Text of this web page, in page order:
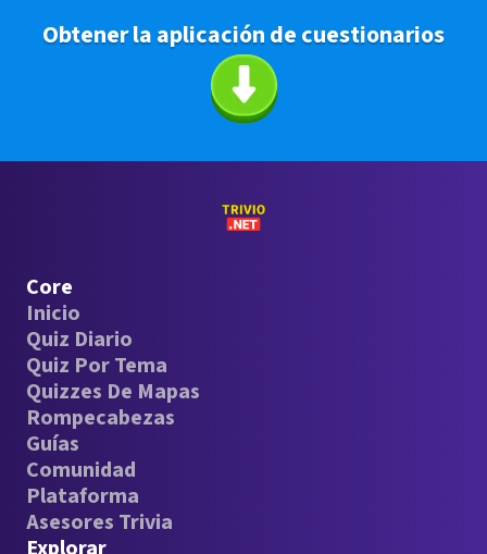
Obtener la aplicación de cuestionarios
Core
Inicio
Quiz Diario
Quiz Por Tema
Quizzes De Mapas
Rompecabezas
Guías
Comunidad
Plataforma
Asesores Trivia